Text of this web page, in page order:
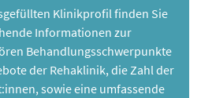
Klinikprofil finden Sie
Informationen zur
Behandlungsschwerpunkte
der Rehaklinik, die Zahl der
sowie eine umfassende